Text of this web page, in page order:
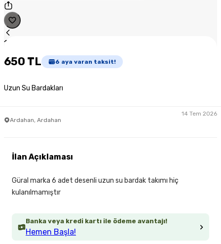
1
650 TL 6 aya varan taksit!
Uzun Su Bardakları
Ardahan, Ardahan
14 Tem 2026
Banka veya kredi kartı ile ödeme avantajı!
Hemen Başla!
İlan Açıklaması
Güral marka 6 adet desenli uzun su bardak takımı hiç
kulanılmamıştır